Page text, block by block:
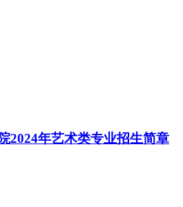
2024年艺术类专业招生简章